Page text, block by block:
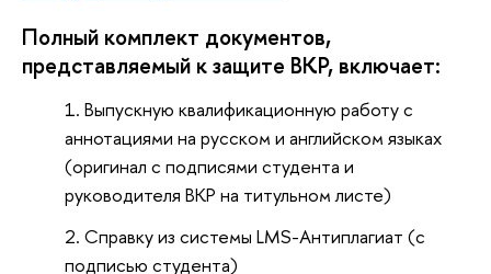
Полный комплект документов,
представляемый к защите ВКР, включает:
Выпускную квалификационную работу с
аннотациями на русском и английском языках
(оригинал с подписями студента и
руководителя ВКР на титульном листе)
Справку из системы LMS-Антиплагиат (с
подписью студента)